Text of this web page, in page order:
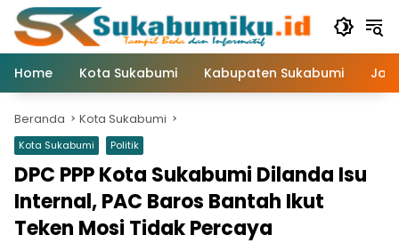
Langsung
konten
Home
Kota Sukabumi Kabupaten Sukabumi
Beranda Kota Sukabumi
Kota Sukabumi Politik
DPC PPP Kota Sukabumi Dilanda Isu
Internal, PAC Baros Bantah Ikut
Teken Mosi Tidak Percaya